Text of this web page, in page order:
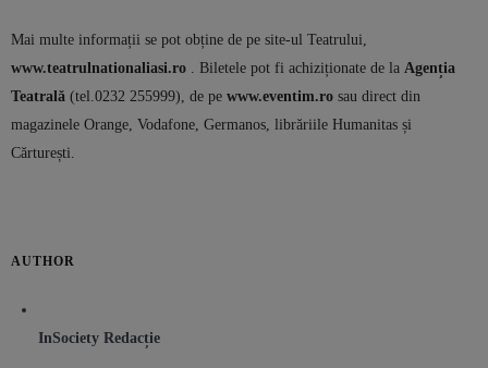
Mai multe informații se pot obține de pe site-ul Teatrului,
www.teatrulnationaliasi.ro
. Biletele pot fi achiziționate de la Agenția
Teatrală (tel.0232 255999), de pe www.eventim.ro sau direct din
magazinele Orange, Vodafone, Germanos, librăriile Humanitas și
Cărturești.
AUTHOR
InSociety Redacție